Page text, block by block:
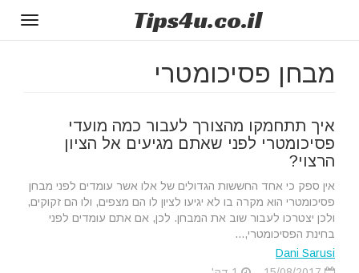
Tips4u.co.il
מבחן פסיכומטרי
איך תתחמקו מהצורך לעבור כמה מועדי
פסיכומטרי לפני שאתם מגיעים אל הציון
הרצוי?
אין ספק כי אחד החששות הגדולים של אלו אשר עומדים לפני מבחן
פסיכומטרי הוא מקרה בו לא יגיעו לציון לו הם מצפים, ולו הם זקוקים,
ולכן יצטרכו לעבור שוב את המבחן. לכן, אם אתם עומדים לפני
בחינת הפסיכומטרי,...
Dani Sarusi